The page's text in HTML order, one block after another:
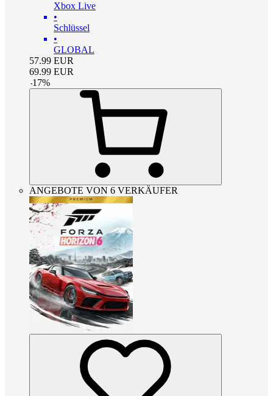
Xbox Live
•
Schlüssel
•
GLOBAL
57.99 EUR
69.99 EUR
-17%
ANGEBOTE VON 6 VERKÄUFER